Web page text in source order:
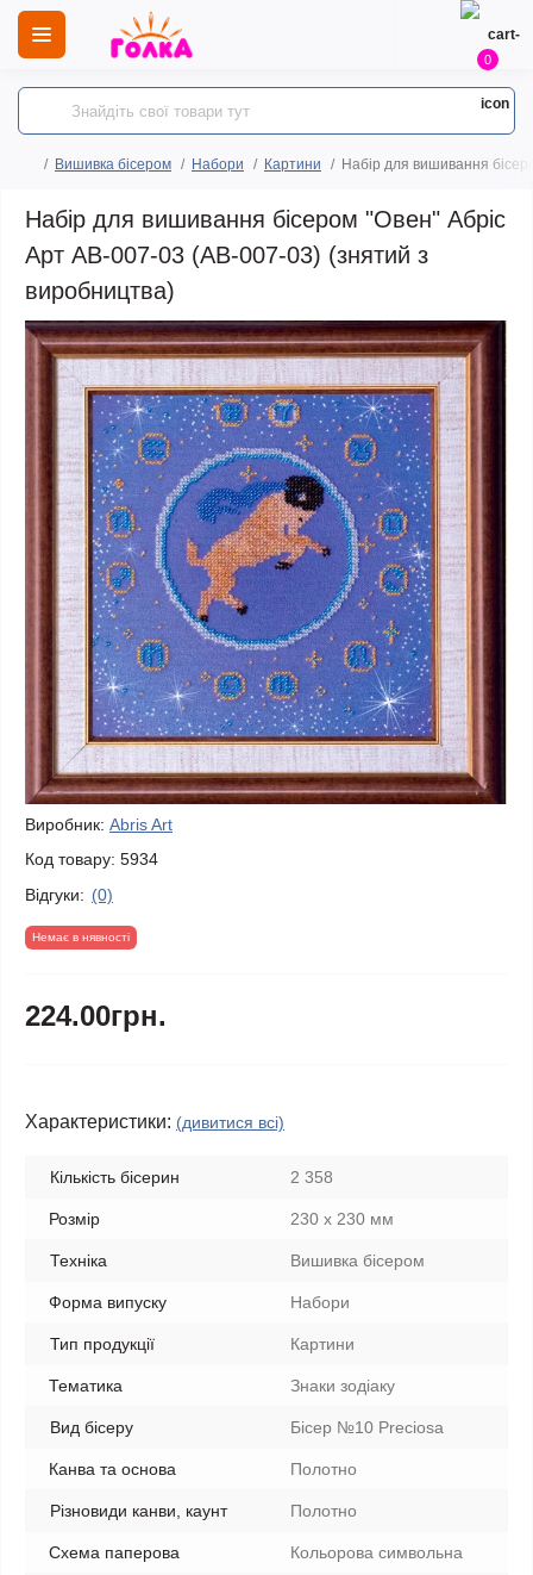
0
Вишивка бісером Набори Картини Набір для вишивання
Набір для вишивання бісером "Овен" Абріс
Арт AB-007-03 (АВ-007-03) (знятий з
виробництва)
Виробник: Abris Art
Код товару: 5934
Відгуки: (0)
Немає в нявності
224.00грн.
Характеристики: (дивитися всі)
Кількість бісерин 2 358
Розмір 230 х 230 мм
Техніка Вишивка бісером
Форма випуску Набори
Тип продукції Картини
Тематика Знаки зодіаку
Вид бісеру Бісер №10 Preciosa
Канва та основа Полотно
Різновиди канви, каунт Полотно
Схема паперова Кольорова символьна